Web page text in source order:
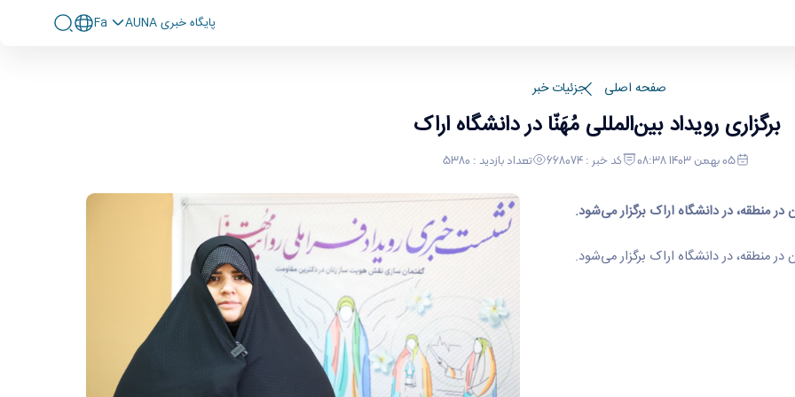
پايگاه خبری AUNA Fa
صفحه اصلی جزئیات خبر
برگزاری رویداد بین‌المللی مُهَنّا در دانشگاه اراک
05 بهمن 1403 08:38 کد خبر : 668074 تعداد بازدید : 5380
منطقه، در دانشگاه اراک برگزار می‌شود.
منطقه، در دانشگاه اراک برگزار می‌شود.